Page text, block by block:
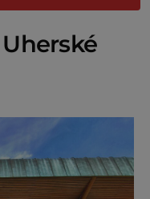
Uherské